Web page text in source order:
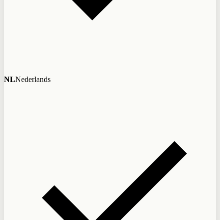
NLNederlands